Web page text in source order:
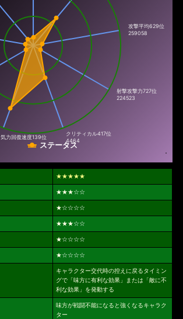
ステータス
攻撃平均629位
259058
射撃攻撃力727位
224523
クリティカル417位
4464
気力回復速度139位
★★★★★
★★★☆☆
★☆☆☆☆
★★★☆☆
★☆☆☆☆
★☆☆☆☆
キャラクター交代時の控えに戻るタイミン
グで「味方に有利な効果」または「敵に不
利な効果」を発動する
味方が戦闘不能になると強くなるキャラク
ター